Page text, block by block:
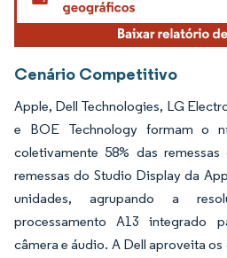
Cenário Competitivo
Apple, Dell Technologies, LG
e BOE Technology formam o
coletivamente 58% das
remessas do Studio Display da
unidades, agrupando a
processamento A13 integrado
câmera e áudio. A Dell aproveita